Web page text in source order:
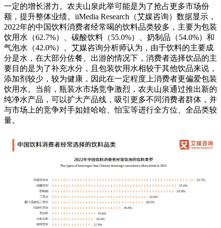
一定的增长潜力。农夫山泉此举可能是为了抢占更多市场份
额，提升整体业绩。iiMedia Research（艾媒咨询）数据显示，
2022年的中国饮料消费者经常喝的饮料品类较多，主要为包装
饮用水（62.7%）、碳酸饮料（55.0%）、奶制品（54.0%）和
气泡水（42.0%）。艾媒咨询分析师认为，由于饮料的主要成
分是水，在大部分佐餐、出游的情况下，消费者选择饮品的主
要目的是为了补充水分，且包装饮用水相较于其他饮品来说，
添加剂较少，较为健康，因此在一定程度上消费者更偏爱包装
饮用水。当前，瓶装水市场竞争激烈，农夫山泉通过推出新的
纯净水产品，可以扩大产品线，吸引更多不同消费者群体，并
与市场上的竞争对手如娃哈哈、怡宝等进行全方位、全品类较
量。